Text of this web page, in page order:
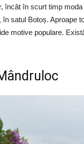
încât în scurt timp
satul Botoș. Aproape
motive populare.